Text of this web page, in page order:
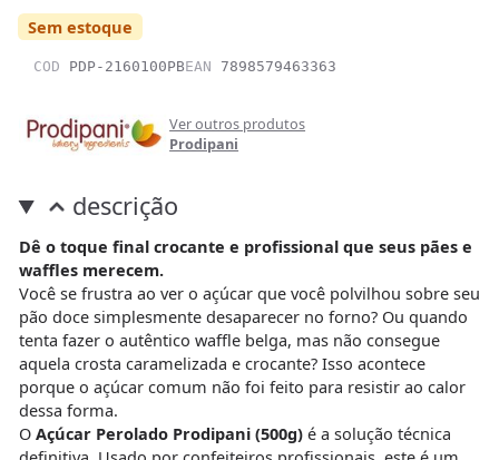
Sem estoque
COD PDP-2160100PBEAN 7898579463363
Ver outros produtos
Prodipani
descrição
Dê o toque final crocante e profissional que seus pães e
waffles merecem.
Você se frustra ao ver o açúcar que você polvilhou sobre seu
pão doce simplesmente desaparecer no forno? Ou quando
tenta fazer o autêntico waffle belga, mas não consegue
aquela crosta caramelizada e crocante? Isso acontece
porque o açúcar comum não foi feito para resistir ao calor
dessa forma.
O Açúcar Perolado Prodipani (500g)é a solução técnica